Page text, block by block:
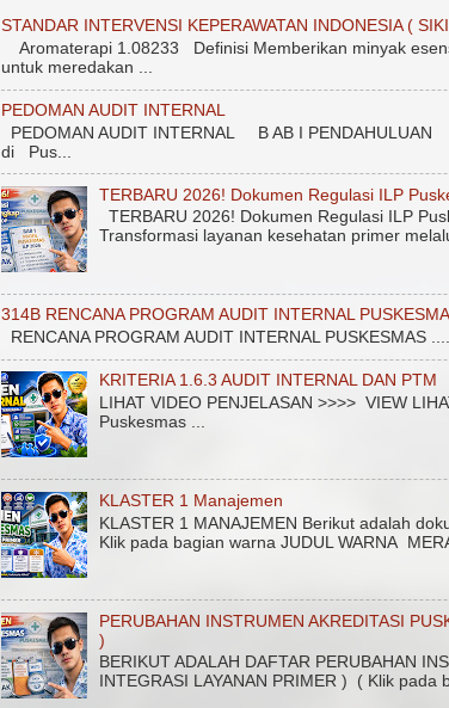
STANDAR INTERVENSI KEPERAWATAN INDONESIA (
Aromaterapi 1.08233 Definisi Memberikan minyak
untuk meredakan ...
PEDOMAN AUDIT INTERNAL
PEDOMAN AUDIT INTERNAL B AB I
di Pus...
TERBARU 2026! Dokumen Regulasi ILP
TERBARU 2026! Dokumen Regulasi ILP
Transformasi layanan kesehatan primer
314B RENCANA PROGRAM AUDIT INTERNAL
RENCANA PROGRAM AUDIT INTERNAL
KRITERIA 1.6.3 AUDIT INTERNAL DAN PTM
LIHAT VIDEO PENJELASAN >>>> VIEW
Puskesmas ...
KLASTER 1 Manajemen
KLASTER 1 MANAJEMEN Berikut adalah
Klik pada bagian warna JUDUL WARNA
PERUBAHAN INSTRUMEN AKREDITASI
)
BERIKUT ADALAH DAFTAR PERUBAHAN
INTEGRASI LAYANAN PRIMER ) ( Klik pada